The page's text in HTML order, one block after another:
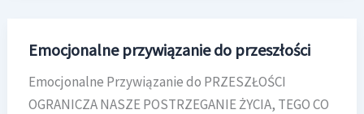
Emocjonalne przywiązanie do przeszłości
Emocjonalne Przywiązanie do PRZESZŁOŚCI
OGRANICZA NASZE POSTRZEGANIE ŻYCIA, TEGO CO